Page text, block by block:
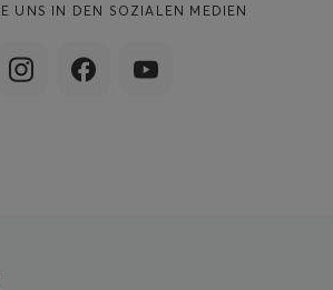
UNS IN DEN SOZIALEN MEDIEN